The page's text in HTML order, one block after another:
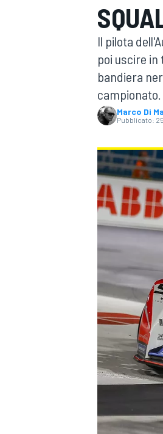
MOTOGP
WRC
Il pilota
poi uscire
bandiera
campionato.
Marco Di
Pubblicato: